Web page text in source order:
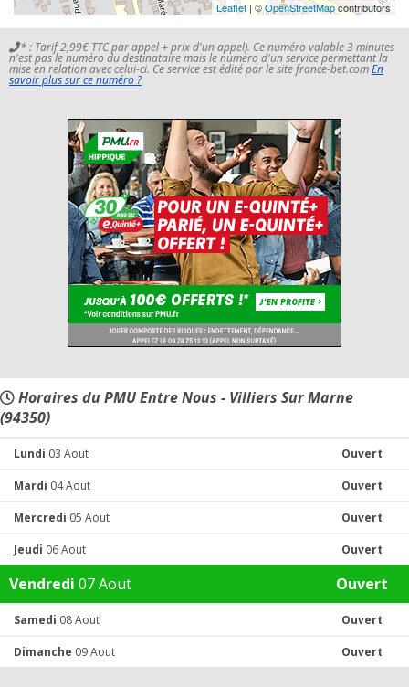
Leaflet | ©OpenStreetMapcontributors
* : Tarif 2,99€ TTC par appel + prix d'un appel). Ce numéro valable 3 minutes
n'est pas le numéro du destinataire mais le numéro d'un service permettant la
mise en relation avec celui-ci. Ce service est édité par le site france-bet.comEn
savoir plus sur ce numéro ?
Horaires du PMU Entre Nous - Villiers Sur Marne
(94350)
Lundi 03 Aout Ouvert
Mardi 04 Aout Ouvert
Mercredi 05 Aout Ouvert
Jeudi 06 Aout Ouvert
Vendredi 07 Aout Ouvert
Samedi 08 Aout Ouvert
Dimanche 09 Aout Ouvert